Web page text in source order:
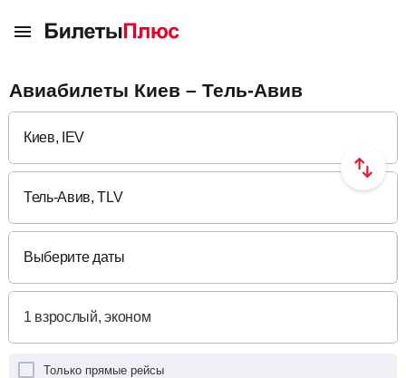
Авиабилеты Киев – Тель-Авив
Выберите даты
Только прямые рейсы